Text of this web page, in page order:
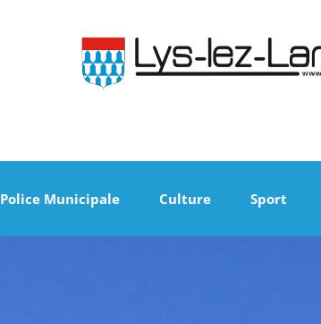
Police Municipale Culture Sport